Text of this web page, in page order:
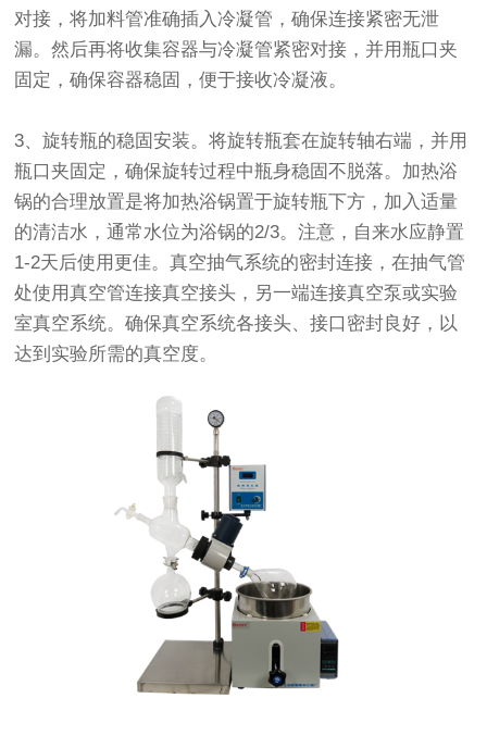
对接，将加料管准确插入冷凝管，确保连接紧密无泄
漏。然后再将收集容器与冷凝管紧密对接，并用瓶口夹
固定，确保容器稳固，便于接收冷凝液。
3、旋转瓶的稳固安装。将旋转瓶套在旋转轴右端，并用
瓶口夹固定，确保旋转过程中瓶身稳固不脱落。加热浴
锅的合理放置是将加热浴锅置于旋转瓶下方，加入适量
的清洁水，通常水位为浴锅的2/3。注意，自来水应静置
1-2天后使用更佳。真空抽气系统的密封连接，在抽气管
处使用真空管连接真空接头，另一端连接真空泵或实验
室真空系统。确保真空系统各接头、接口密封良好，以
达到实验所需的真空度。